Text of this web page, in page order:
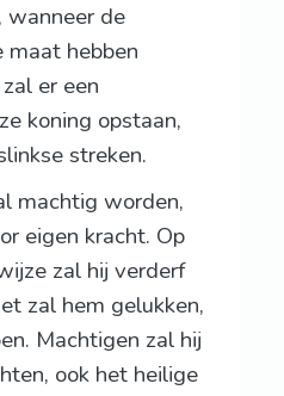
wanneer de
hebben
er een
koning opstaan,
streken.
machtig worden,
eigen kracht. Op
zal hij verderf
zal hem gelukken,
Machtigen zal hij
ook het heilige